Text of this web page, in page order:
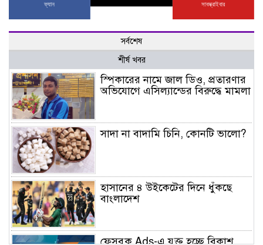
ফ্যান সাবস্ক্রাইবার
সর্বশেষ
শীর্ষ খবর
স্পিকারের নামে জাল ডিও, প্রতারণার
অভিযোগে এসিল্যান্ডের বিরুদ্ধে মামলা
সাদা না বাদামি চিনি, কোনটি ভালো?
হাসানের ৪ উইকেটের দিনে ধুঁকছে
বাংলাদেশ
ফেসবুক Ads-এ যুক্ত হচ্ছে বিকাশ